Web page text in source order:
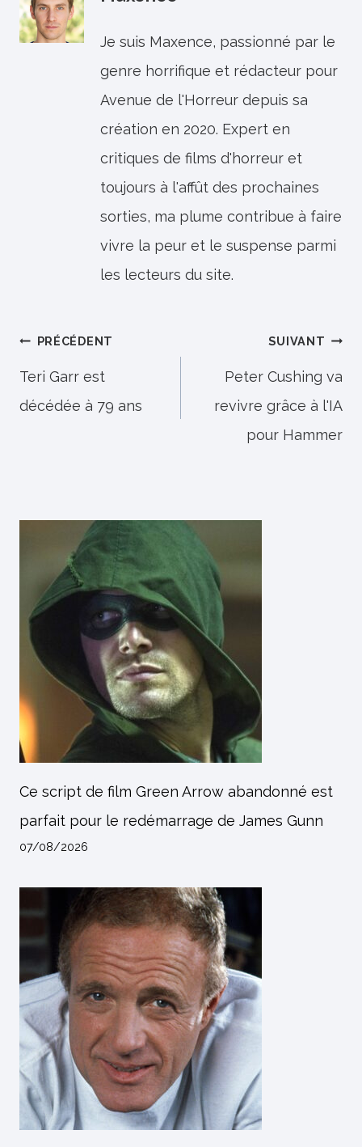
Je suis Maxence, passionné par le
genre horrifique et rédacteur pour
Avenue de l'Horreur depuis sa
création en 2020. Expert en
critiques de films d'horreur et
toujours à l'affût des prochaines
sorties, ma plume contribue à faire
vivre la peur et le suspense parmi
les lecteurs du site.
Navigation
de
l’article
PRÉCÉDENT
Teri Garr est
décédée à 79 ans
SUIVANT
Peter Cushing va
revivre grâce à l'IA
pour Hammer
Ce script de film Green Arrow abandonné est
parfait pour le redémarrage de James Gunn
07/08/2026